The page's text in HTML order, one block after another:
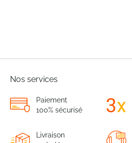
Nos services
Paiement
100% sécurisé
Livraison